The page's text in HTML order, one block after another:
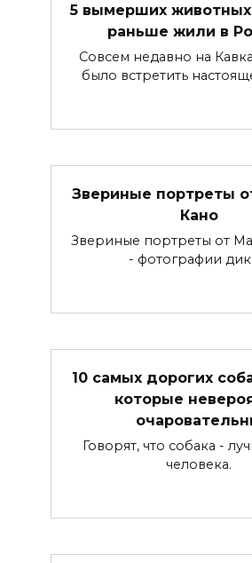
5 вымерших
раньше жили в
Совсем недавно на
было встретить
Звериные портреты
Кано
Звериные портреты от
- фотографии
10 самых дорогих
которые
Говорят, что собака -
человека.